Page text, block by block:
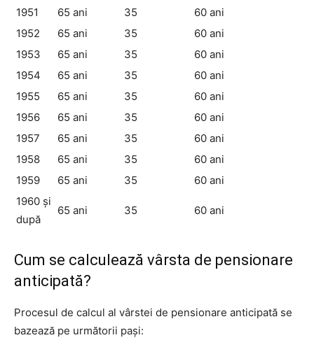
1951 65 ani 35
60 ani
1952
65 ani 35
60 ani
1953
65 ani 35
60 ani
1954
65 ani 35
60 ani
1955
65 ani 35
60 ani
1956
65 ani 35
60 ani
1957
65 ani 35
60 ani
1958
65 ani 35
60 ani
1959
65 ani 35
60 ani
1960 și
după
65 ani 35 60 ani
Cum se calculează vârsta de pensionare
anticipată?
Procesul de calcul al vârstei de pensionare anticipată se
bazează pe următorii pași: